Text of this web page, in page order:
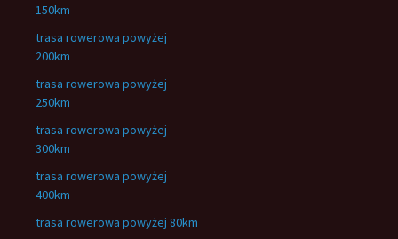
150km
trasa rowerowa powyżej
200km
trasa rowerowa powyżej
250km
trasa rowerowa powyżej
300km
trasa rowerowa powyżej
400km
trasa rowerowa powyżej 80km